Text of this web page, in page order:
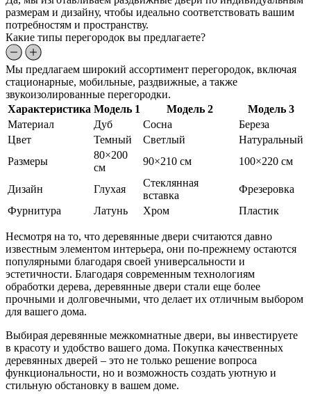
размерам и дизайну, чтобы идеально соответствовать вашим
потребностям и пространству.
Какие типы перегородок вы предлагаете?
Мы предлагаем широкий ассортимент перегородок, включая
стационарные, мобильные, раздвижные, а также
звукоизолированные перегородки.
Характеристика Модель 1 Модель 2
Модель 3
Материал
Дуб Сосна
Береза
Цвет
Темный Светлый
Натуральный
Размеры
80×200
см
90×210 см 100×220 см
Дизайн Глухая
Стеклянная
вставка
Фрезеровка
Фурнитура
Латунь Хром Пластик
Несмотря на то, что деревянные двери считаются давно
известным элементом интерьера, они по-прежнему остаются
популярными благодаря своей универсальности и
эстетичности. Благодаря современным технологиям
обработки дерева, деревянные двери стали еще более
прочными и долговечными, что делает их отличным выбором
для вашего дома.
Выбирая деревянные межкомнатные двери, вы инвестируете
в красоту и удобство вашего дома. Покупка качественных
деревянных дверей – это не только решение вопроса
функциональности, но и возможность создать уютную и
стильную обстановку в вашем доме.